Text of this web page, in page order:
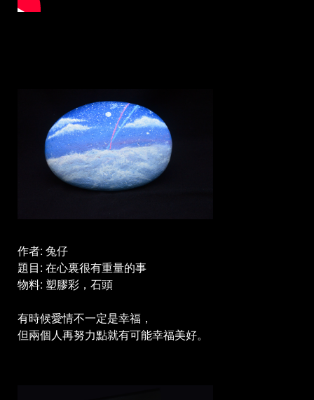
作者: 兔仔
題目: 在心裏很有重量的事
物料: 塑膠彩，石頭
有時候愛情不一定是幸福，
但兩個人再努力點就有可能幸福美好。